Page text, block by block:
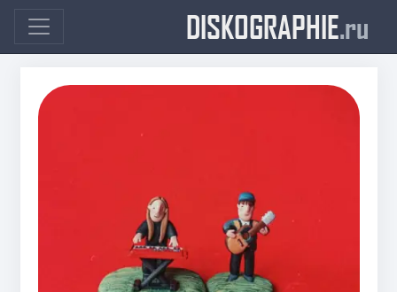
DISKOGRAPHIE.ru